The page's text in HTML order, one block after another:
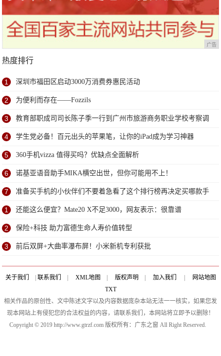
广告
热度排行
1 深圳市福田区启动3000万消费券惠民活动
2 为便利而存在——Fozzils
3 教育部职成司司长陈子季一行到广州市旅游商务职业学校考察调
研
4 学生党必备！百元出头的苹果笔，让你的iPad成为学习神器
5 360手机vizza 值得买吗？优缺点全面解析
6 诺基亚语音助手MIKA横空出世，但你可能用不上！
7 准备买手机的小伙伴们不要着急看了这个排行榜再决定买哪款手
机吧
1 还能这么便宜？Mate20 X不足3000，网友表示：很靠谱
2 保险+科技 助力富德生命人寿价值转型
3 前后双屏+大曲率瀑布屏！小米新机专利获批
关于我们 联系我们 XML地图 版权声明 加入我们
网站地图
TXT
相关作品的原创性、文中陈述文字以及内容数据庞杂本站无法一一核实，如果您发
现本网站上有侵犯您的合法权益的内容，请联系我们，本网站将立即予以删除！
Copyright © 2019 http://www.gtrzf.com 版权所有：广东之窗 All Right Reserved.